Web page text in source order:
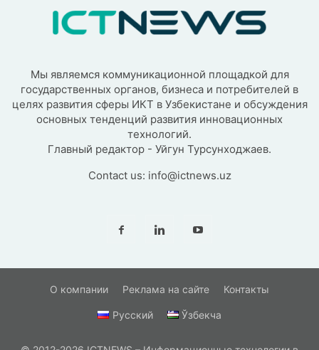
Мы являемся коммуникационной площадкой для
государственных органов, бизнеса и потребителей в
целях развития сферы ИКТ в Узбекистане и обсуждения
основных тенденций развития инновационных
технологий.
Главный редактор - Уйгун Турсунходжаев.
Contact us: info@ictnews.uz
О компании Реклама на сайте Контакты
Русский Ўзбекча